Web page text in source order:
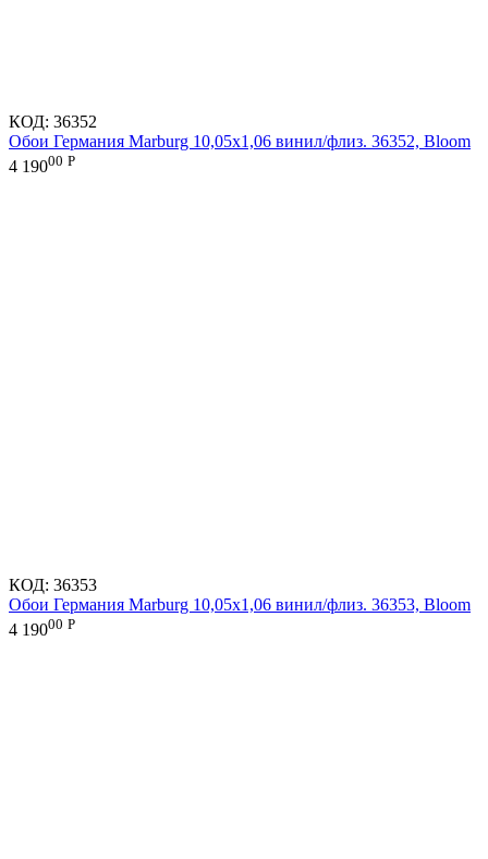
КОД: 36352
Обои Германия Marburg 10,05x1,06 винил/флиз. 36352, Bloom
4 19000 Р
КОД: 36353
Обои Германия Marburg 10,05x1,06 винил/флиз. 36353, Bloom
4 19000 Р